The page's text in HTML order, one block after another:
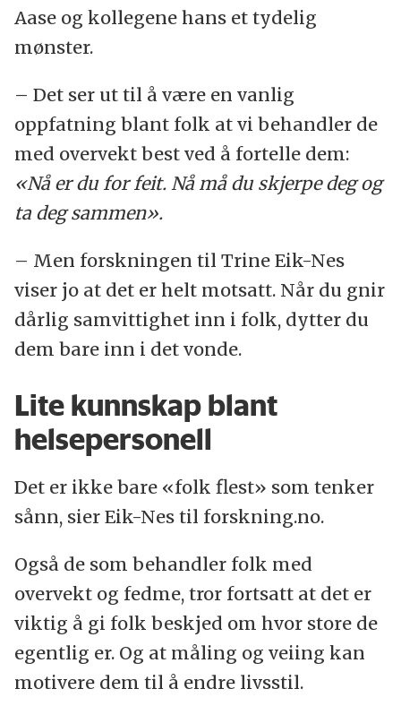
Aase og kollegene hans et tydelig
mønster.
– Det ser ut til å være en vanlig
oppfatning blant folk at vi behandler de
med overvekt best ved å fortelle dem:
«Nå er du for feit. Nå må du skjerpe deg og
ta deg sammen».
– Men forskningen til Trine Eik-Nes
viser jo at det er helt motsatt. Når du gnir
dårlig samvittighet inn i folk, dytter du
dem bare inn i det vonde.
Lite kunnskap blant
helsepersonell
Det er ikke bare «folk flest» som tenker
sånn, sier Eik-Nes til forskning.no.
Også de som behandler folk med
overvekt og fedme, tror fortsatt at det er
viktig å gi folk beskjed om hvor store de
egentlig er. Og at måling og veiing kan
motivere dem til å endre livsstil.